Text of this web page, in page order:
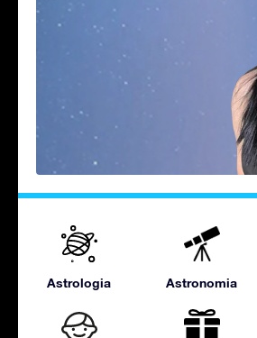
Astrologia Astronomia